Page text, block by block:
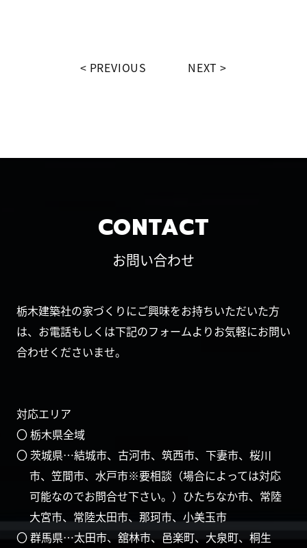
PREVIOUS NEXT
CONTACT
お問い合わせ
栃木建築社の家づくりにご興味をお持ちいただいた方
は、お電話もしくは下記のフォームよりお気軽にお問い
合わせくださいませ。
対応エリア
〇 栃木県全域
〇 茨城県…結城市、古河市、筑西市、下妻市、桜川
市、笠間市、水戸市※要相談（場合によっては対応
可能なのでお問合せ下さい。）ひたちなか市、常陸
大宮市、常陸太田市、那珂市、小美玉市
〇 群馬県…太田市、舘林市、邑楽町、大泉町、桐生